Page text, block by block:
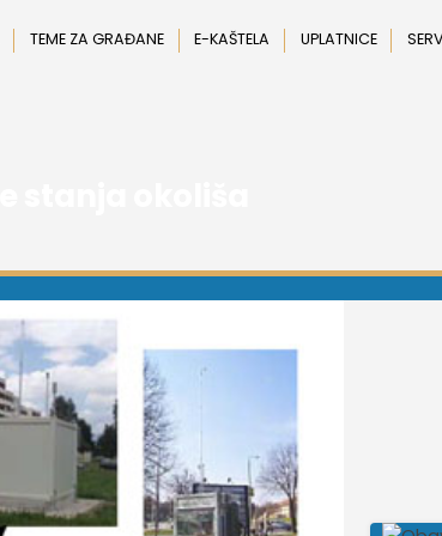
TEME ZA GRAĐANE E-KAŠTELA UPLATNICE